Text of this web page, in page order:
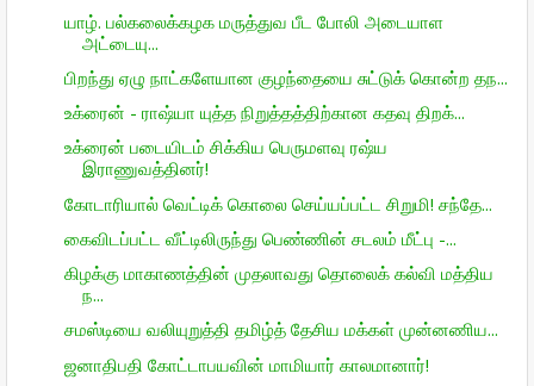
யாழ். பல்கலைக்கழக மருத்துவ பீட போலி அடையாள
அட்டையு...
பிறந்து ஏழு நாட்களேயான குழந்தையை சுட்டுக் கொன்ற தந...
உக்ரைன் - ராஷ்யா யுத்த நிறுத்தத்திற்கான கதவு திறக்...
உக்ரைன் படையிடம் சிக்கிய பெருமளவு ரஷ்ய
இராணுவத்தினர்!
கோடாரியால் வெட்டிக் கொலை செய்யப்பட்ட சிறுமி! சந்தே...
கைவிடப்பட்ட வீட்டிலிருந்து பெண்ணின் சடலம் மீட்பு -...
கிழக்கு மாகாணத்தின் முதலாவது தொலைக் கல்வி மத்திய
ந...
சமஸ்டியை வலியுறுத்தி தமிழ்த் தேசிய மக்கள் முன்னணிய...
ஜனாதிபதி கோட்டாபயவின் மாமியார் காலமானார்!